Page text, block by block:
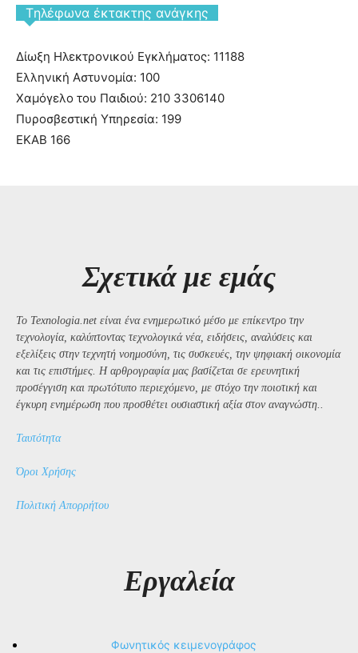
Tηλέφωνα έκτακτης ανάγκης
Δίωξη Ηλεκτρονικού Εγκλήματος: 11188
Ελληνική Αστυνομία: 100
Χαμόγελο του Παιδιού: 210 3306140
Πυροσβεστική Υπηρεσία: 199
ΕΚΑΒ 166
Σχετικά με εμάς
Το Texnologia.net είναι ένα ενημερωτικό μέσο με επίκεντρο την
τεχνολογία, καλύπτοντας τεχνολογικά νέα, ειδήσεις, αναλύσεις και
εξελίξεις στην τεχνητή νοημοσύνη, τις συσκευές, την ψηφιακή οικονομία
και τις επιστήμες. Η αρθρογραφία μας βασίζεται σε ερευνητική
προσέγγιση και πρωτότυπο περιεχόμενο, με στόχο την ποιοτική και
έγκυρη ενημέρωση που προσθέτει ουσιαστική αξία στον αναγνώστη..
Ταυτότητα
Όροι Χρήσης
Πολιτική Απορρήτου
Εργαλεία
Φωνητικός κειμενογράφος